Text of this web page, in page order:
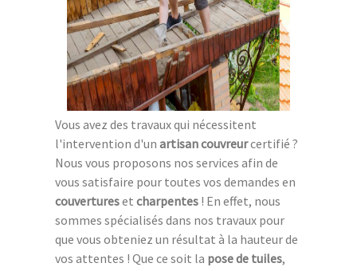
Vous avez des travaux qui nécessitent
l'intervention d'un artisan couvreurcertifié ?
Nous vous proposons nos services afin de
vous satisfaire pour toutes vos demandes en
couvertureset charpentes ! En effet, nous
sommes spécialisés dans nos travaux pour
que vous obteniez un résultat à la hauteur de
vos attentes ! Que ce soit la pose de tuiles,